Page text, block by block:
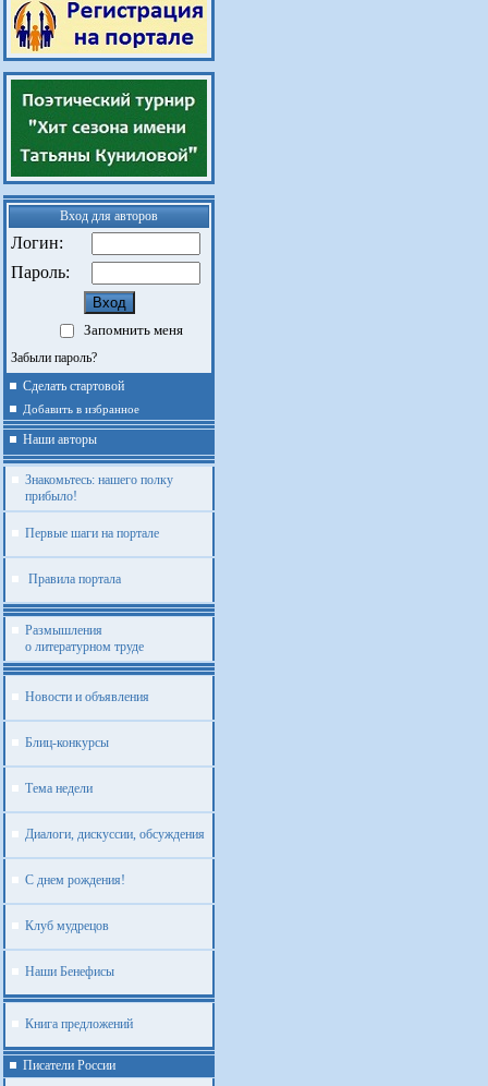
Вход для авторов
Логин:
Пароль:
Запомнить меня
Забыли пароль?
Сделать стартовой
Добавить в избранное
Наши авторы
Знакомьтесь: нашего полку
прибыло!
Первые шаги на портале
Правила портала
Размышления
о литературном труде
Новости и объявления
Блиц-конкурсы
Тема недели
Диалоги, дискуссии, обсуждения
С днем рождения!
Клуб мудрецов
Наши Бенефисы
Книга предложений
Писатели России